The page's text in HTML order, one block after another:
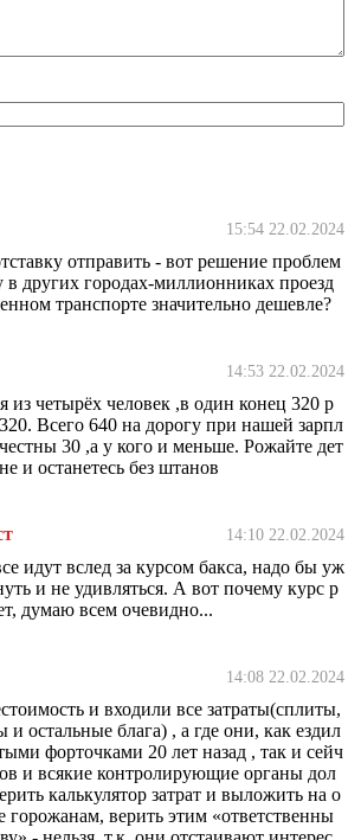
15:54 22.02.2024
отправить - вот решение проблем
других городах-миллионниках проезд
транспорте значительно дешевле?
14:53 22.02.2024
из четырёх человек ,в один конец 320 р
Всего 640 на дорогу при нашей зарпл
30 ,а у кого и меньше. Рожайте дет
и останетесь без штанов
14:10 22.02.2024
идут вслед за курсом бакса, надо бы уж
и не удивляться. А вот почему курс р
думаю всем очевидно...
14:08 22.02.2024
и входили все затраты(сплиты,
и остальные блага) , а где они, как ездил
форточками 20 лет назад , так и сейч
и всякие контролирующие органы дол
калькулятор затрат и выложить на о
горожанам, верить этим «ответственны